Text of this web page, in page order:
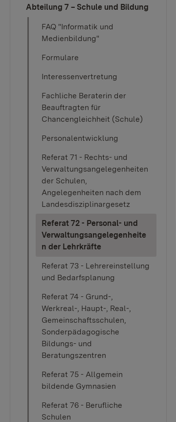
Abteilung 7 – Schule und Bildung
FAQ "Informatik und
Medienbildung"
Formulare
Interessenvertretung
Fachliche Beraterin der
Beauftragten für
Chancengleichheit (Schule)
Personalentwicklung
Referat 71 - Rechts- und
Verwaltungsangelegenheiten
der Schulen,
Angelegenheiten nach dem
Landesdisziplinargesetz
Referat 72 - Personal- und
Verwaltungsangelegenheite
n der Lehrkräfte(current)
Referat 73 - Lehrereinstellung
und Bedarfsplanung
Referat 74 - Grund-,
Werkreal-, Haupt-, Real-,
Gemeinschaftsschulen,
Sonderpädagogische
Bildungs- und
Beratungszentren
Referat 75 - Allgemein
bildende Gymnasien
Referat 76 - Berufliche
Schulen